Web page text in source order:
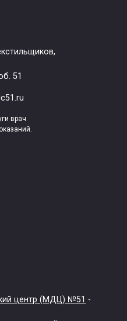
51
врач
центр (МДЦ) №51 -